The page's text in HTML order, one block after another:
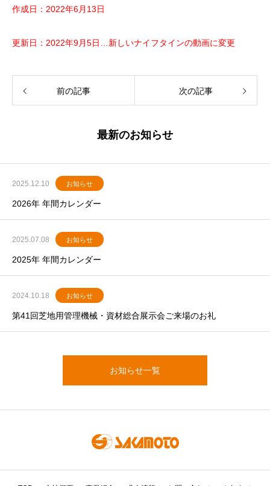
作成日：2022年6月13日
更新日：2022年9月5日…新しいナイフタインの動画に変更
前の記事 次の記事
最新のお知らせ
2025.12.10 お知らせ
2026年 年間カレンダー
2025.07.08 お知らせ
2025年 年間カレンダー
2024.10.18 お知らせ
第41回芝地用管理機械・資材総合展示会ご来場のお礼
お知らせ一覧